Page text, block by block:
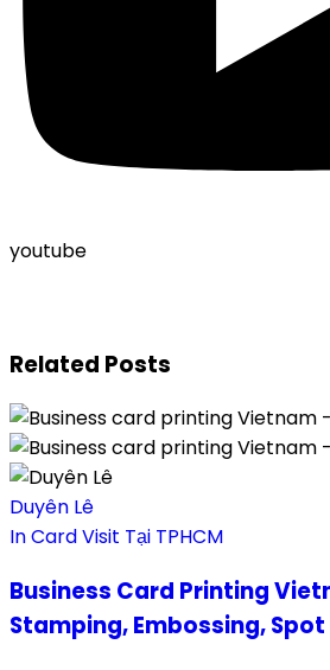
youtube
Related Posts
Duyên Lê
In Card Visit Tại TPHCM
Business Card Printing
Stamping, Embossing, Spot